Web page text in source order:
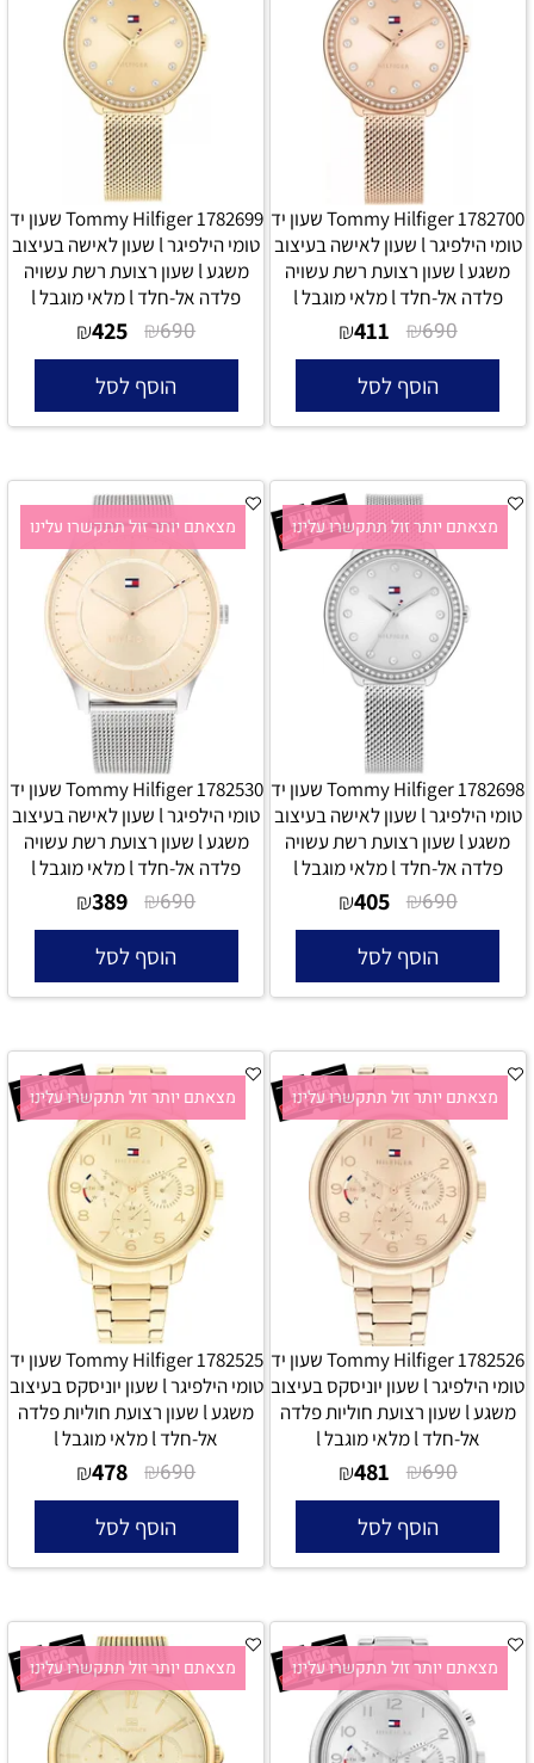
Tommy Hilfiger 1782700 שעון יד
טומי הילפיגר l שעון לאישה בעיצוב
משגע l שעון רצועת רשת עשויה
פלדה אל-חלד l מלאי מוגבל l
₪690
₪411
הוסף לסל
Tommy Hilfiger 1782699 שעון יד
טומי הילפיגר l שעון לאישה בעיצוב
משגע l שעון רצועת רשת עשויה
פלדה אל-חלד l מלאי מוגבל l
₪690
₪425
הוסף לסל
מצאתם יותר זול תתקשרו עלינו
Tommy Hilfiger 1782698 שעון יד
טומי הילפיגר l שעון לאישה בעיצוב
משגע l שעון רצועת רשת עשויה
פלדה אל-חלד l מלאי מוגבל l
₪690
₪405
הוסף לסל
מצאתם יותר זול תתקשרו עלינו
Tommy Hilfiger 1782530 שעון יד
טומי הילפיגר l שעון לאישה בעיצוב
משגע l שעון רצועת רשת עשויה
פלדה אל-חלד l מלאי מוגבל l
₪690
₪389
הוסף לסל
מצאתם יותר זול תתקשרו עלינו
Tommy Hilfiger 1782526 שעון יד
טומי הילפיגר l שעון יוניסקס בעיצוב
משגע l שעון רצועת חוליות פלדה
אל-חלד l מלאי מוגבל l
₪690
₪481
הוסף לסל
מצאתם יותר זול תתקשרו עלינו
Tommy Hilfiger 1782525 שעון יד
טומי הילפיגר l שעון יוניסקס בעיצוב
משגע l שעון רצועת חוליות פלדה
אל-חלד l מלאי מוגבל l
₪690
₪478
הוסף לסל
מצאתם יותר זול תתקשרו עלינו מצאתם יותר זול תתקשרו עלינו